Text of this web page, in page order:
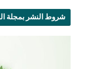
شروط النشر بمجلة